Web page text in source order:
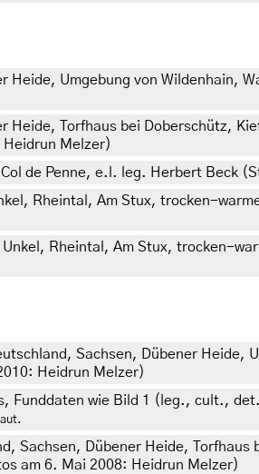
Heide, Umgebung von Wildenhain,
Heide, Torfhaus bei Doberschütz,
Melzer)
de Penne, e.l. leg. Herbert Beck
Rheintal, Am Stux, trocken-
Rheintal, Am Stux, trocken-
Sachsen, Dübener Heide,
Heidrun Melzer)
Funddaten wie Bild 1 (leg., cult.,
Sachsen, Dübener Heide,
am 6. Mai 2008: Heidrun Melzer)